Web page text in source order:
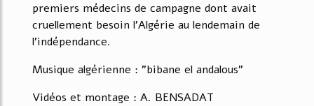
premiers médecins de campagne dont avait
cruellement besoin l'Algérie au lendemain de
l'indépendance.
Musique algérienne : "bibane el andalous"
Vidéos et montage : A. BENSADAT